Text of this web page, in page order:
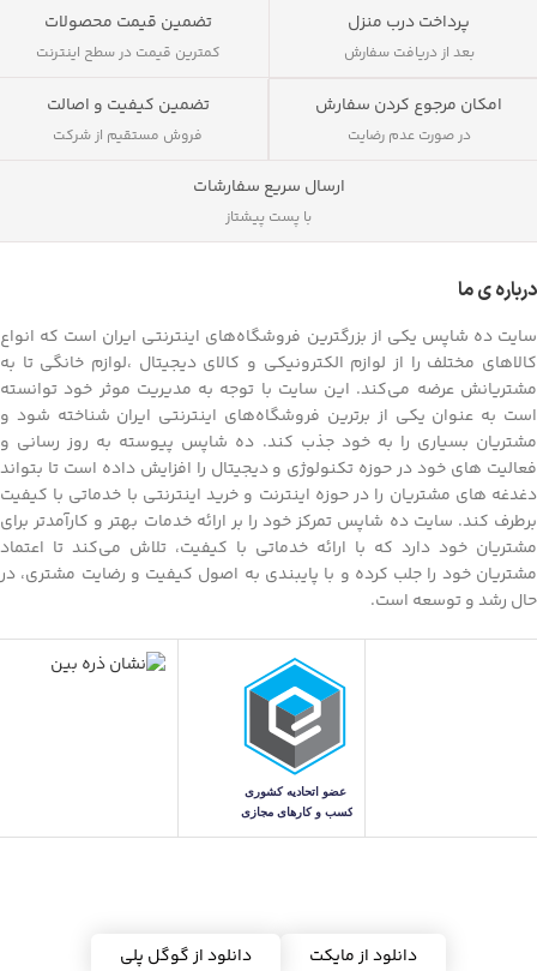
پرداخت درب منزل
بعد از دریافت سفارش
تضمین قیمت محصولات
کمترین قیمت در سطح اینترنت
امکان مرجوع کردن سفارش
در صورت عدم رضایت
تضمین کیفیت و اصالت
فروش مستقیم از شرکت
ارسال سریع سفارشات
با پست پیشتاز
درباره ی ما
سایت ده شاپس یکی از بزرگترین فروشگاه‌های اینترنتی ایران است که انواع
کالاهای مختلف را از لوازم الکترونیکی و کالای دیجیتال ،لوازم خانگی تا به
مشتریانش عرضه می‌کند. این سایت با توجه به مدیریت موثر خود توانسته
است به عنوان یکی از برترین فروشگاه‌های اینترنتی ایران شناخته شود و
مشتریان بسیاری را به خود جذب کند. ده شاپس پیوسته به روز رسانی و
فعالیت های خود در حوزه تکنولوژی و دیجیتال را افزایش داده است تا بتواند
دغدغه های مشتریان را در حوزه اینترنت و خرید اینترنتی با خدماتی با کیفیت
برطرف کند. سایت ده شاپس تمرکز خود را بر ارائه خدمات بهتر و کارآمدتر برای
مشتریان خود دارد که با ارائه خدماتی با کیفیت، تلاش می‌کند تا اعتماد
مشتریان خود را جلب کرده و با پایبندی به اصول کیفیت و رضایت مشتری، در
حال رشد و توسعه است.
دانلود از مایکت دانلود از گوگل پلی